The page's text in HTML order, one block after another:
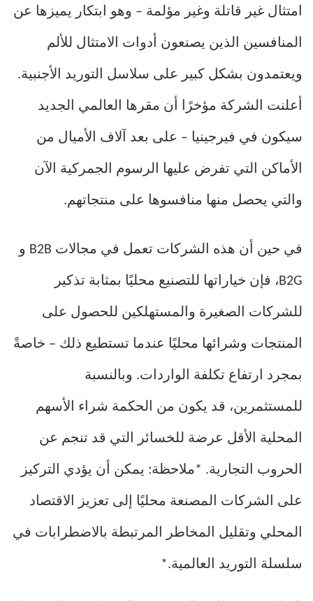
امتثال غير قاتلة وغير مؤلمة – وهو ابتكار يميزها عن
المنافسين الذين يصنعون أدوات الامتثال للألم
ويعتمدون بشكل كبير على سلاسل التوريد الأجنبية.
أعلنت الشركة مؤخرًا أن مقرها العالمي الجديد
سيكون في فيرجينيا – على بعد آلاف الأميال من
الأماكن التي تفرض عليها الرسوم الجمركية الآن
والتي يحصل منها منافسوها على منتجاتهم.
في حين أن هذه الشركات تعمل في مجالات B2B و
B2G، فإن خياراتها للتصنيع محليًا بمثابة تذكير
للشركات الصغيرة والمستهلكين للحصول على
المنتجات وشرائها محليًا عندما تستطيع ذلك – خاصةً
بمجرد ارتفاع تكلفة الواردات. وبالنسبة
للمستثمرين، قد يكون من الحكمة شراء الأسهم
المحلية الأقل عرضة للخسائر التي قد تنجم عن
الحروب التجارية. *ملاحظة: يمكن أن يؤدي التركيز
على الشركات المصنعة محليًا إلى تعزيز الاقتصاد
المحلي وتقليل المخاطر المرتبطة بالاضطرابات في
سلسلة التوريد العالمية.*